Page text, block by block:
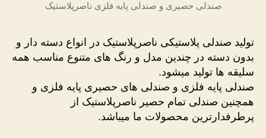
صندلی حصیری و صندلی پایه فلزی ناصرپلاستیک
تولید صندلی پلاستیکی ناصرپلاستیک در انواع دسته دار و
بدون دسته در چندین مدل و رنگ های متنوع مناسب همه
سلیقه ها تولید میشود.
صندلی پایه فلزی و صندلی های حصیری پایه فلزی و
همچنین صندلی تمام حصیر ناصرپلاستیک از
پرطرفدارترین محصولات ما میباشد.